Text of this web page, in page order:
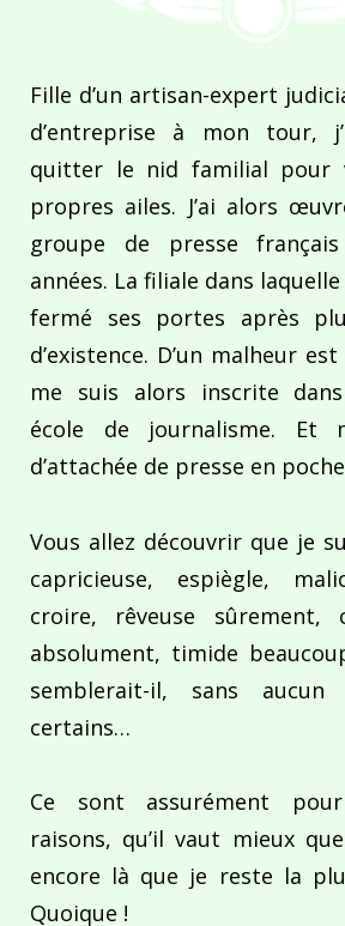
Fille d’un artisan-expert
d’entreprise à mon tour,
quitter le nid familial pour
propres ailes. J’ai alors
groupe de presse
années. La filiale dans
fermé ses portes après
d’existence. D’un malheur
me suis alors inscrite
école de journalisme. Et
d’attachée de presse en
Vous allez découvrir que je
capricieuse, espiègle,
croire, rêveuse sûrement,
absolument, timide
semblerait-il, sans
certains…
Ce sont assurément
raisons, qu’il vaut mieux que
encore là que je reste la
Quoique !